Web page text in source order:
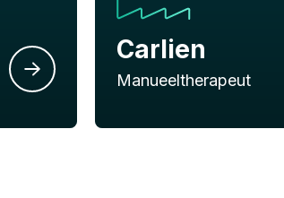
Carlien
Manueeltherapeut